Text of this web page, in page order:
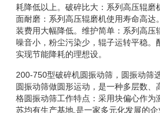
耗降低以上。破碎比大：系列高压辊
面耐磨：系列高压辊磨机使用寿命高
装费用大幅降低。维护简单：系列高
噪音小，粉尘污染少，辊子运转平稳
实现节能降耗的理想设。
200-750型破碎机圆振动筛，圆振动筛
圆振动筛做圆形运动，是一种多层数
格圆振动筛工作特点：采用块偏心作
苏均有生产基地,是一家多元化发展的